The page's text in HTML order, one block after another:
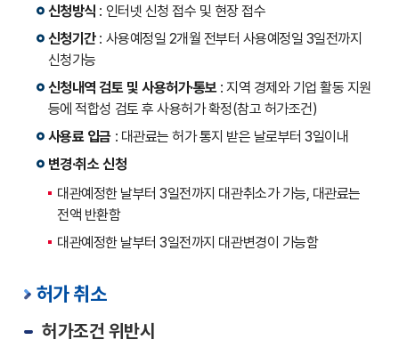
신청방식 : 인터넷 신청 접수 및 현장 접수
신청기간: 사용예정일 2개월 전부터 사용예정일 3일전까지
신청가능
신청내역 검토 및 사용허가·통보: 지역 경제와 기업 활동 지원
등에 적합성 검토 후 사용허가 확정(참고 허가조건)
사용료 입금 : 대관료는 허가 통지 받은 날로부터 3일이내
변경·취소 신청
대관예정한 날부터 3일전까지 대관취소가 가능, 대관료는
전액 반환함
대관예정한 날부터 3일전까지 대관변경이 가능함
허가 취소
허가조건 위반시